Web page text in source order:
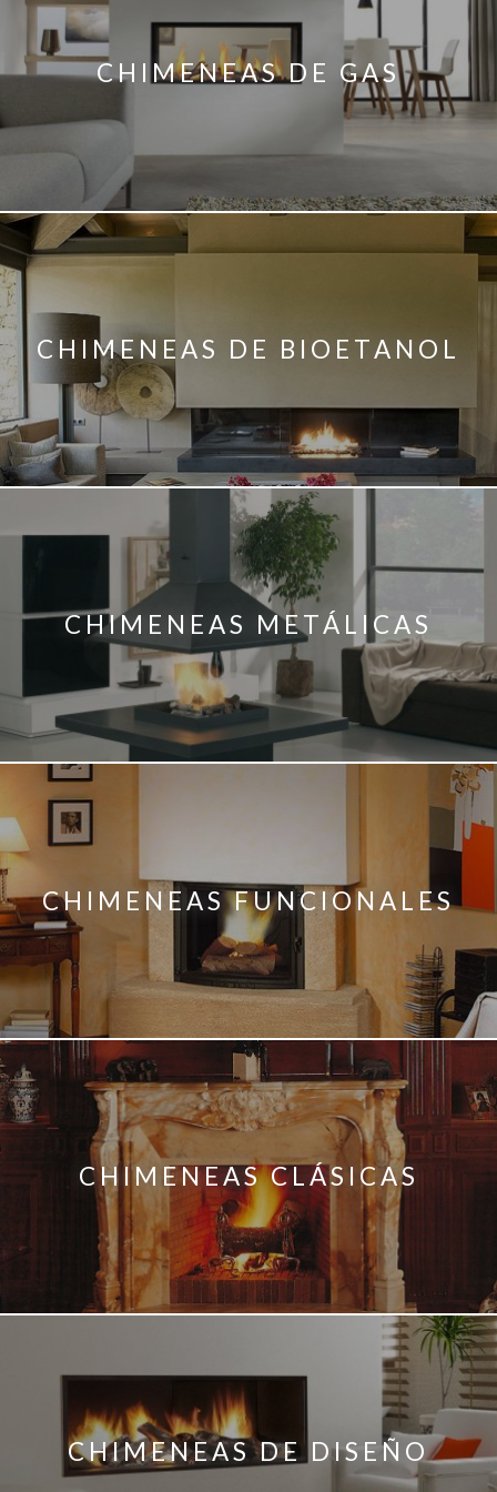
CHIMENEAS DE GAS
CHIMENEAS DE BIOETANOL
CHIMENEAS METÁLICAS
CHIMENEAS FUNCIONALES
CHIMENEAS CLÁSICAS
CHIMENEAS DE DISEÑO